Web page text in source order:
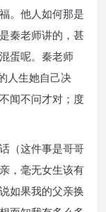
。他人如何那是
秦老师讲的，甚
蛋呢。秦老师
人生她自己决
闻不问才对；度
（这件事是哥哥
，毫无女生该有
如果我的父亲换